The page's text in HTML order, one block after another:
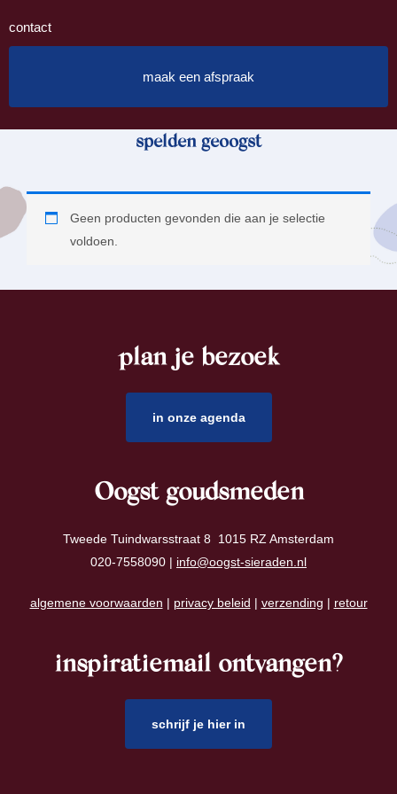
contact
maak een afspraak
spelden geoogst
Geen producten gevonden die aan je selectie
voldoen.
plan je bezoek
in onze agenda
Oogst goudsmeden
Tweede Tuindwarsstraat 8 1015 RZ Amsterdam
020-7558090 | info@oogst-sieraden.nl
algemene voorwaarden | privacy beleid | verzending | retour
inspiratiemail ontvangen?
schrijf je hier in